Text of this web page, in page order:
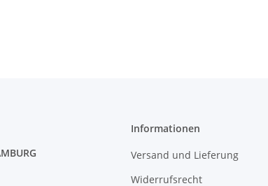
Informationen
Versand und Lieferung
Widerrufsrecht